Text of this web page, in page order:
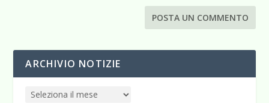
ARCHIVIO NOTIZIE